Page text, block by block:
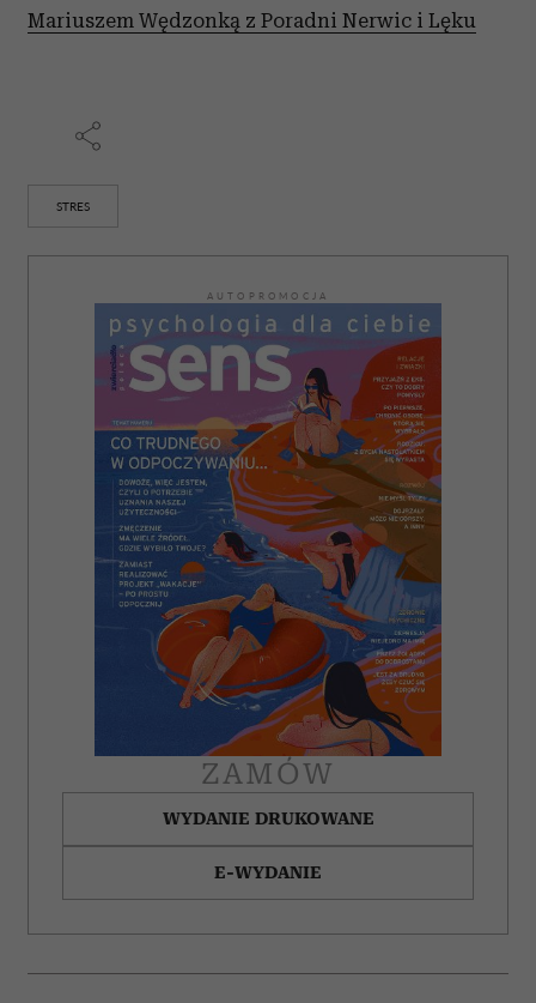
Mariuszem Wędzonką z Poradni Nerwic i Lęku
STRES
AUTOPROMOCJA
ZAMÓW
WYDANIE DRUKOWANE
E-WYDANIE